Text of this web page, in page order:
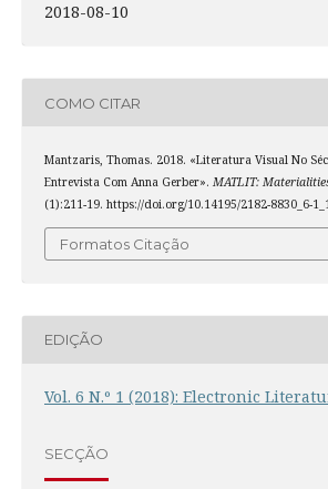
2018-08-10
COMO CITAR
Mantzaris, Thomas. 2018. «Literatura Visual No
Entrevista Com Anna Gerber». MATLIT:
(1):211-19. https://doi.org/10.14195/2182-8830_6-
Formatos Citação
EDIÇÃO
Vol. 6 N.º 1 (2018): Electronic
SECÇÃO